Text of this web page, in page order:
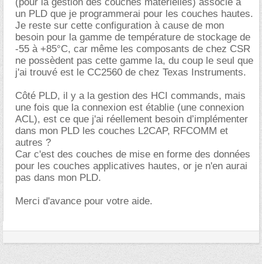
un PLD que je programmerai pour les couches hautes.
Je reste sur cette configuration à cause de mon
besoin pour la gamme de température de stockage de
-55 à +85°C, car même les composants de chez CSR
ne possèdent pas cette gamme la, du coup le seul que
j'ai trouvé est le CC2560 de chez Texas Instruments.
Côté PLD, il y a la gestion des HCI commands, mais
une fois que la connexion est établie (une connexion
ACL), est ce que j'ai réellement besoin d’implémenter
dans mon PLD les couches L2CAP, RFCOMM et
autres ?
Car c'est des couches de mise en forme des données
pour les couches applicatives hautes, or je n'en aurai
pas dans mon PLD.
Merci d'avance pour votre aide.